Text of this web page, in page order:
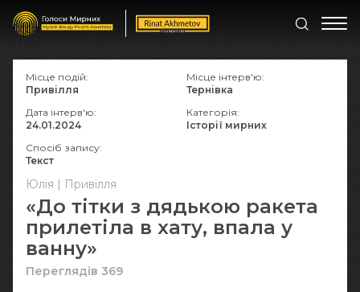
Юлія | Привілля
«До тітки з дядькою ракета
прилетіла в хату, впала у
ванну»
Переглядів 369
Місце подій:
Привілля
Місце інтерв'ю:
Тернівка
Дата інтерв'ю:
24.01.2024
Категорія:
Історії мирних
Спосіб запису:
Текст